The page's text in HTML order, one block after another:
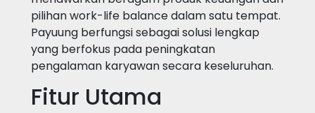
pilihan work-life balance dalam satu tempat.
Payuung berfungsi sebagai solusi lengkap
yang berfokus pada peningkatan
pengalaman karyawan secara keseluruhan.
Fitur Utama